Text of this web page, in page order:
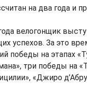
на два года и
велогонщик
успехов. За это
победы на этапах
три победы на
«Джиро